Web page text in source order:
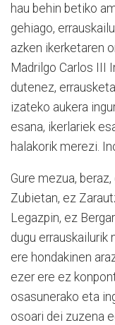
hau behin betiko
gehiago,
azken ikerketaren
Madrilgo Carlos III
dutenez,
izateko aukera
esana, ikerlariek
halakorik merezi.
Gure mezua,
Zubietan, ez
Legazpin, ez
dugu errauskailurik
ere hondakinen
ezer ere ez
osasunerako eta
osoari dei zuzena